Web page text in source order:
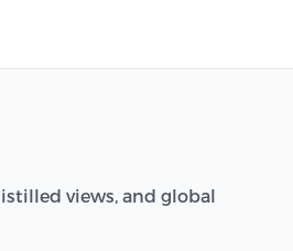
views, and global